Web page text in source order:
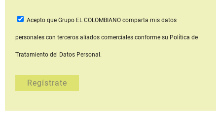
Acepto que Grupo EL COLOMBIANOcomparta mis datos
personales con terceros aliados comerciales conforme su Política de
Tratamiento del Datos Personal.